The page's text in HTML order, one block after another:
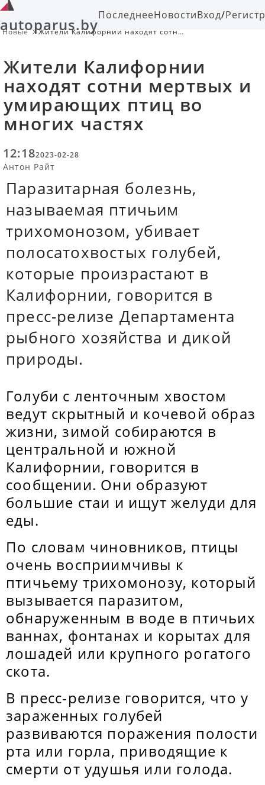
autoparus.byПоследнееНовостиВход/
Новые
Жители Калифорнии находят сотни
Жители Калифорнии
находят сотни мертвых и
умирающих птиц во
многих частях
12:182023-02-28
Антон Райт
Паразитарная болезнь,
называемая птичьим
трихомонозом, убивает
полосатохвостых голубей,
которые произрастают в
Калифорнии, говорится в
пресс-релизе Департамента
рыбного хозяйства и дикой
природы.
Голуби с ленточным хвостом
ведут скрытный и кочевой образ
жизни, зимой собираются в
центральной и южной
Калифорнии, говорится в
сообщении. Они образуют
большие стаи и ищут желуди для
еды.
По словам чиновников, птицы
очень восприимчивы к
птичьему трихомонозу, который
вызывается паразитом,
обнаруженным в воде в птичьих
ваннах, фонтанах и корытах для
лошадей или крупного рогатого
скота.
В пресс-релизе говорится, что у
зараженных голубей
развиваются поражения полости
рта или горла, приводящие к
смерти от удушья или голода.